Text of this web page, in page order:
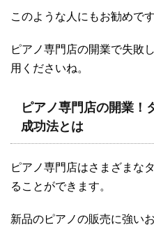
このような人にもお勧めです
ピアノ専門店の開業で失敗
用くださいね。
ピアノ専門店の開業！
成功法とは
ピアノ専門店はさまざまな
ることができます。
新品のピアノの販売に強いお